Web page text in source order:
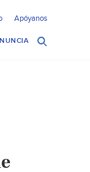
Apóyanos